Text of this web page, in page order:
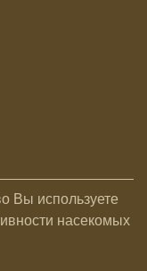
Вы используете
насекомых